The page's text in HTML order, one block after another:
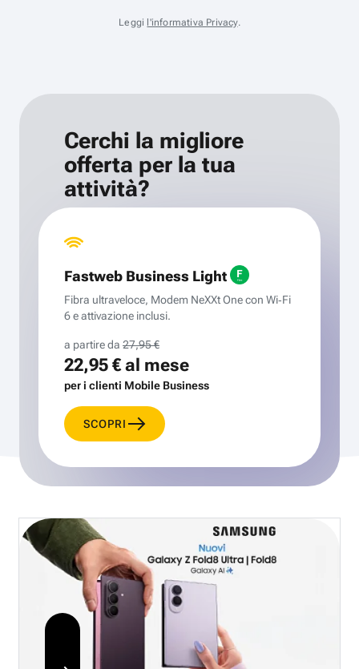
Leggi l'informativa Privacy.
Cerchi la migliore
offerta per la tua
attività?
Fastweb Business Light
Fibra ultraveloce, Modem NeXXt One con Wi‑Fi
6 e attivazione inclusi.
a partire da 27,95 €
22,95 €al mese
per i clienti Mobile Business
SCOPRI